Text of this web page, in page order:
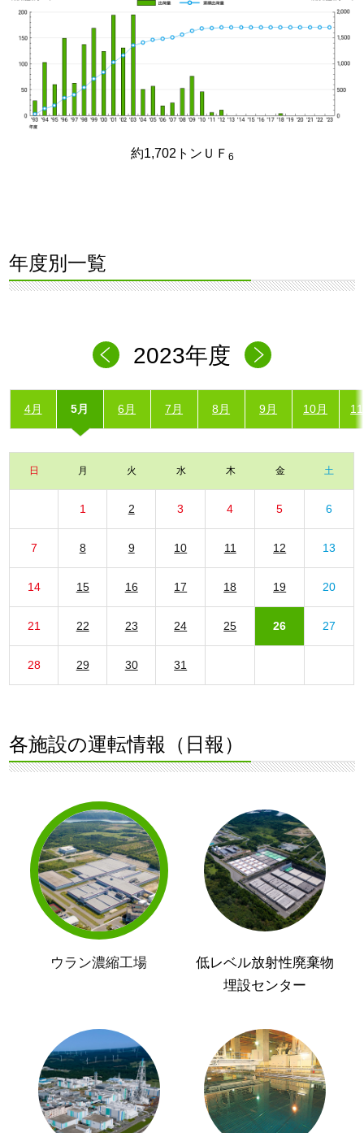
約1,702トンＵＦ 6
年度別一覧
2023年度
4月 5月 6月 7月 8月 9月 10月
日 月 火 水 木 金 土
1 2 3 4 5 6
7 8 9 10 11 12 13
14 15 16 17 18 19 20
21 22 23 24 25 26 27
28 29 30 31
各施設の運転情報（日報）
ウラン濃縮工場
低レベル放射性廃棄物
埋設センター